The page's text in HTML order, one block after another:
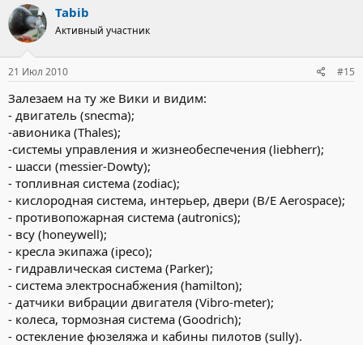
Tabib
Активный участник
21 Июл 2010 #15
Залезаем на ту же Вики и видим:
- двигатель (snecma);
-авионика (Thales);
-системы управления и жизнеобеспечения (liebherr);
- шасси (messier-Dowty);
- топливная система (zodiac);
- кислородная система, интерьер, двери (B/E Aerospace);
- противопожарная система (autronics);
- всу (honeywell);
- кресла экипажа (ipeco);
- гидравлическая система (Parker);
- система электроснабжения (hamilton);
- датчики вибрации двигателя (Vibro-meter);
- колеса, тормозная система (Goodrich);
- остекление фюзеляжа и кабины пилотов (sully).